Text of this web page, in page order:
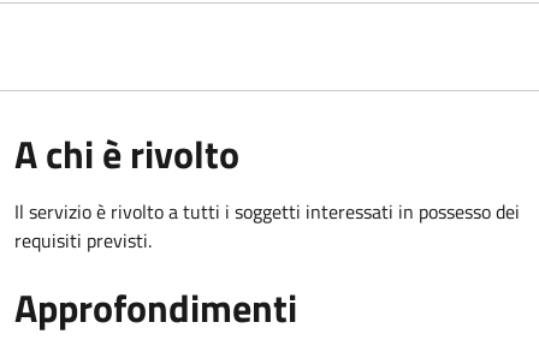
A chi è rivolto
Il servizio è rivolto a tutti i soggetti interessati in possesso dei
requisiti previsti.
Approfondimenti